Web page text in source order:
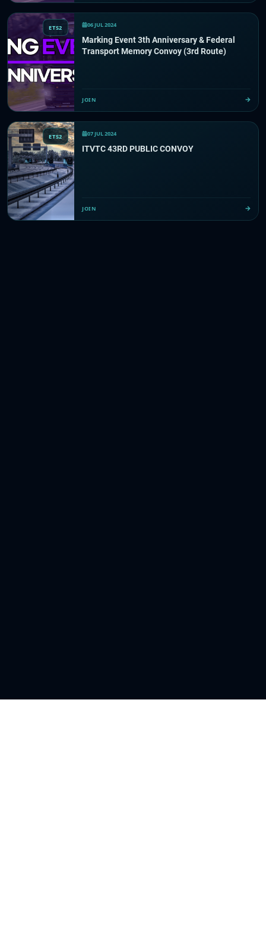
ETS2 06 JUL 2024
Marking Event 3th Anniversary & Federal
Transport Memory Convoy (3rd Route)
JOIN
ETS2 07 JUL 2024
ITVTC 43RD PUBLIC CONVOY
JOIN